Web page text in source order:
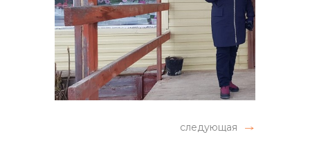
следующая